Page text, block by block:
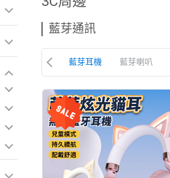
藍芽通訊
藍芽耳機 藍芽喇叭